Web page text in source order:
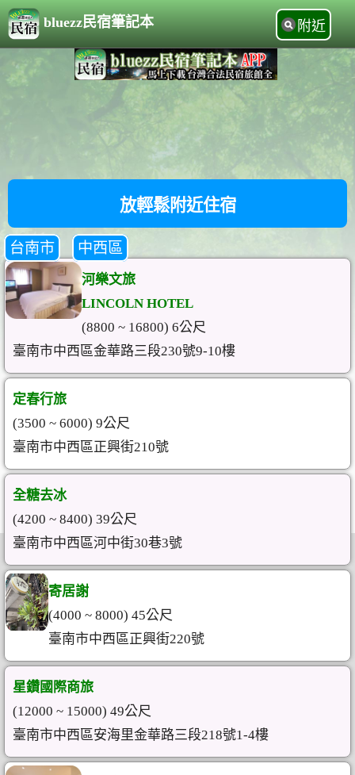
bluezz民宿筆記本 附近
放輕鬆附近住宿
台南市 中西區
河樂文旅
LINCOLN HOTEL
(8800 ~ 16800) 6公尺
臺南市中西區金華路三段230號9-10樓
定春行旅
(3500 ~ 6000) 9公尺
臺南市中西區正興街210號
全糖去冰
(4200 ~ 8400) 39公尺
臺南市中西區河中街30巷3號
寄居謝
(4000 ~ 8000) 45公尺
臺南市中西區正興街220號
星鑽國際商旅
(12000 ~ 15000) 49公尺
臺南市中西區安海里金華路三段218號1-4樓